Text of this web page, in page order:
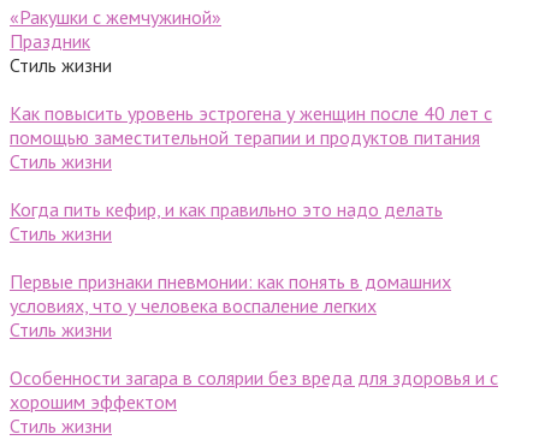
«Ракушки с жемчужиной»
Праздник
Стиль жизни
Как повысить уровень эстрогена у женщин после 40 лет с
помощью заместительной терапии и продуктов питания
Стиль жизни
Когда пить кефир, и как правильно это надо делать
Стиль жизни
Первые признаки пневмонии: как понять в домашних
условиях, что у человека воспаление легких
Стиль жизни
Особенности загара в солярии без вреда для здоровья и с
хорошим эффектом
Стиль жизни